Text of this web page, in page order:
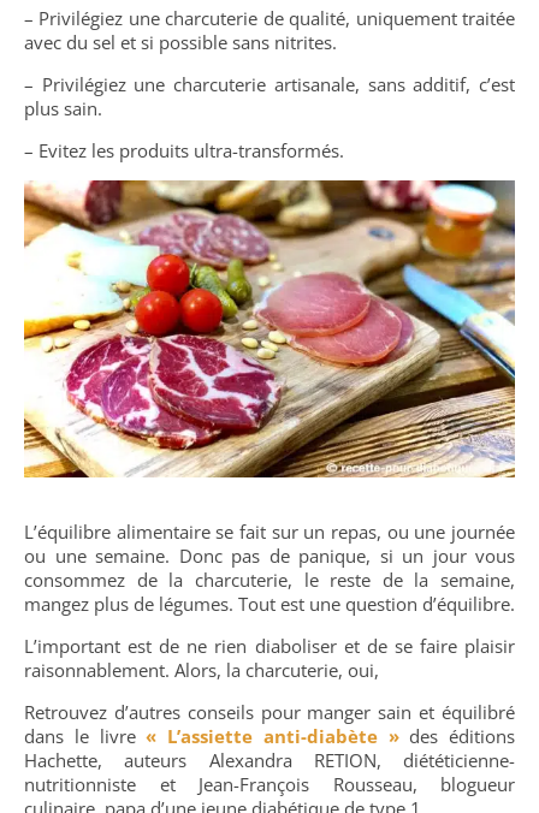
– Privilégiez une charcuterie de qualité, uniquement traitée
avec du sel et si possible sans nitrites.
– Privilégiez une charcuterie artisanale, sans additif, c’est
plus sain.
– Evitez les produits ultra-transformés.
L’équilibre alimentaire se fait sur un repas, ou une journée
ou une semaine. Donc pas de panique, si un jour vous
consommez de la charcuterie, le reste de la semaine,
mangez plus de légumes. Tout est une question d’équilibre.
L’important est de ne rien diaboliser et de se faire plaisir
raisonnablement. Alors, la charcuterie, oui,
Retrouvez d’autres conseils pour manger sain et équilibré
dans le livre« L’assiette anti-diabète »des éditions
Hachette, auteurs Alexandra RETION, diététicienne-
nutritionniste et Jean-François Rousseau, blogueur